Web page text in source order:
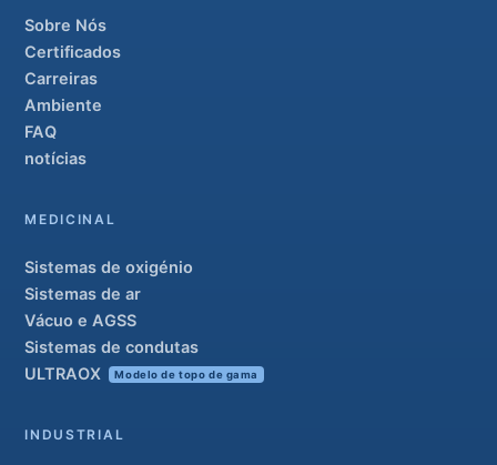
Sobre Nós
Certificados
Carreiras
Ambiente
FAQ
notícias
MEDICINAL
Sistemas de oxigénio
Sistemas de ar
Vácuo e AGSS
Sistemas de condutas
ULTRAOX
Modelo de topo de gama
INDUSTRIAL